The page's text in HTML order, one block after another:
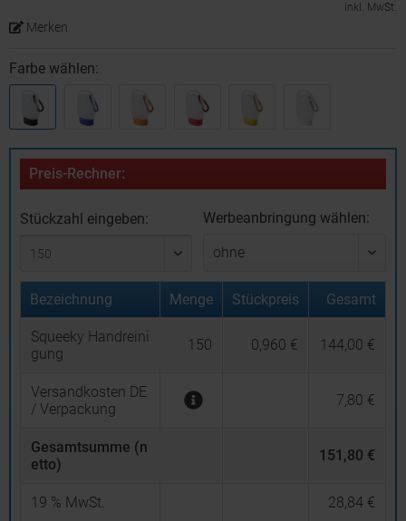
inkl. MwSt.
Merken
Farbe wählen:
Preis-Rechner:
Stückzahl eingeben: Werbeanbringung wählen:
Bezeichnung Menge Stückpreis Gesamt
Squeeky Handreini
gung
150 0,960 € 144,00 €
Versandkosten DE
/ Verpackung
7,80 €
Gesamtsumme (n
etto)
151,80 €
19 % MwSt. 28,84 €